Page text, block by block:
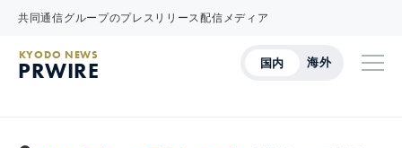
共同通信グループのプレスリリース配信メディア
国内 海外
KYODO NEWS
PRWIRE